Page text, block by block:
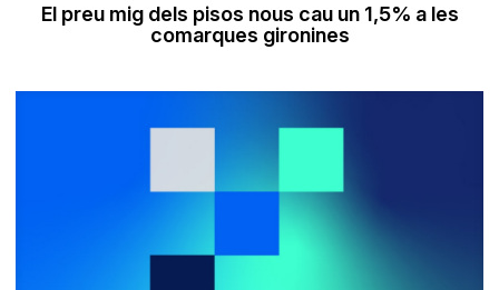
El preu mig dels pisos nous cau un 1,5% a les
comarques gironines